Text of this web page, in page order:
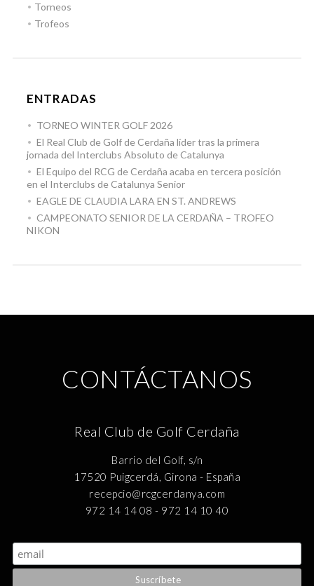
Torneos
Trofeos
ENTRADAS
TORNEO WINTER GOLF 2026
El Real Club de Golf de Cerdaña líder tras la primera
jornada del Interclubs Absoluto de Catalunya
El Equipo del RCG de Cerdaña acaba en tercera posición
en el Interclubs de Catalunya Senior
EAGLE DE CLAUDIA LARA EN ST. ANDREWS
CAMPEONATO SENIOR DE LA CERDAÑA – TROFEO
NIKON
CONTÁCTANOS
Real Club de Golf Cerdaña
Barrio del Golf, s/n
17520 Puigcerdá, Girona - España
recepcio@rcgcerdanya.com
972 14 14 08 - 972 14 10 40